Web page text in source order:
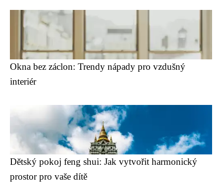
Okna bez záclon: Trendy nápady pro vzdušný
interiér
Dětský pokoj feng shui: Jak vytvořit harmonický
prostor pro vaše dítě